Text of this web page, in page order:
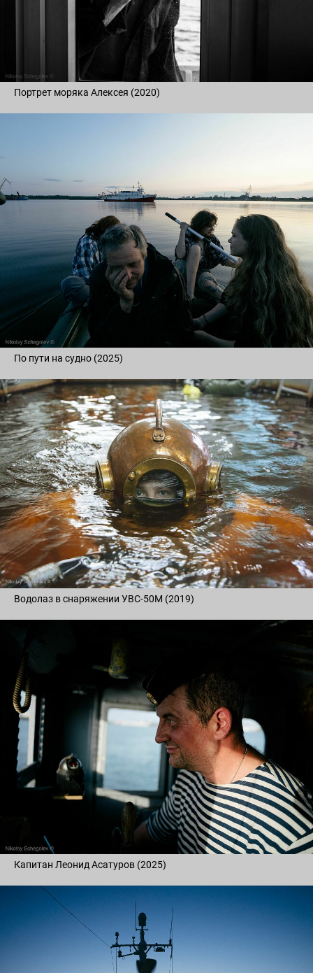
Портрет моряка Алексея (2020)
По пути на судно (2025)
Водолаз в снаряжении УВС-50М (2019)
Капитан Леонид Асатуров (2025)